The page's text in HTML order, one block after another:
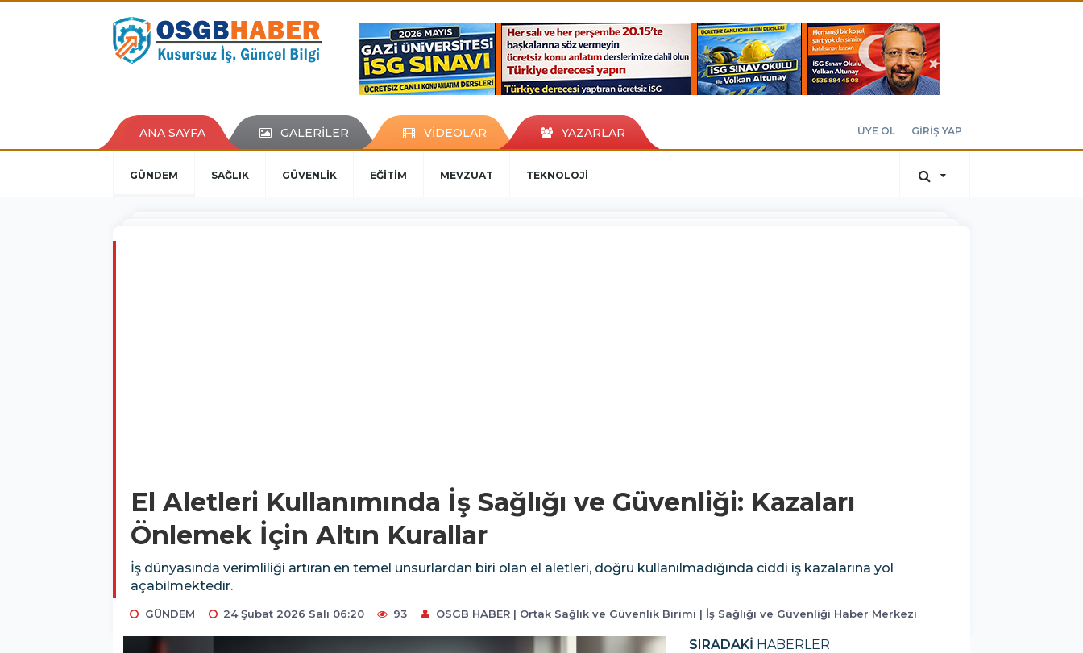
ANA SAYFA GALERİLER VİDEOLAR YAZARLAR ÜYE OL GİRİŞ YAP
GÜNDEM SAĞLIK GÜVENLİK EĞİTİM MEVZUAT TEKNOLOJİ
El Aletleri Kullanımında İş Sağlığı ve Güvenliği: Kazaları
Önlemek İçin Altın Kurallar
İş dünyasında verimliliği artıran en temel unsurlardan biri olan el aletleri, doğru kullanılmadığında ciddi iş kazalarına yol
açabilmektedir.
GÜNDEM 24 Şubat 2026 Salı 06:20 93 OSGB HABER | Ortak Sağlık ve Güvenlik Birimi | İş Sağlığı ve Güvenliği Haber Merkezi
SIRADAKİ HABERLER